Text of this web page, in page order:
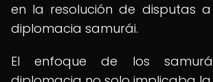
en la resolución de disputas
diplomacia samurái.
El enfoque de los